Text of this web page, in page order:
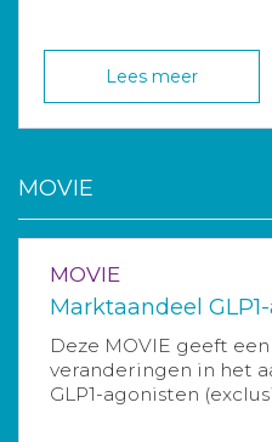
Lees meer
MOVIE
MOVIE
Marktaandeel
Deze MOVIE geeft
veranderingen in het
GLP1-agonisten